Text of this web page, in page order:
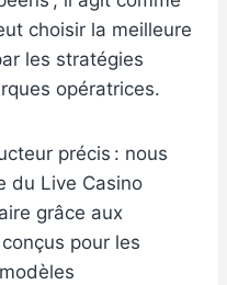
choisir la meilleure
les stratégies
opératrices.
précis : nous
du Live Casino
grâce aux
pour les